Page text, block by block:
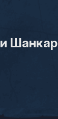
Шанкар